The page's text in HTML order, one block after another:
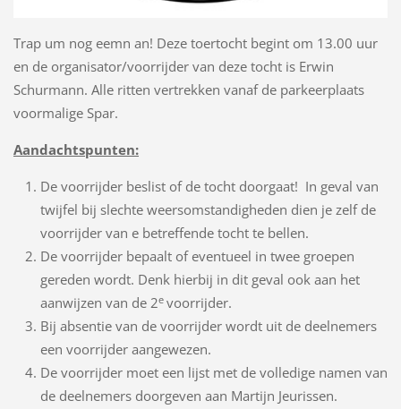
Trap um nog eemn an! Deze toertocht begint om 13.00 uur
en de organisator/voorrijder van deze tocht is Erwin
Schurmann. Alle ritten vertrekken vanaf de parkeerplaats
voormalige Spar.
Aandachtspunten:
De voorrijder beslist of de tocht doorgaat! In geval van
twijfel bij slechte weersomstandigheden dien je zelf de
voorrijder van e betreffende tocht te bellen.
De voorrijder bepaalt of eventueel in twee groepen
gereden wordt. Denk hierbij in dit geval ook aan het
aanwijzen van de 2e voorrijder.
Bij absentie van de voorrijder wordt uit de deelnemers
een voorrijder aangewezen.
De voorrijder moet een lijst met de volledige namen van
de deelnemers doorgeven aan Martijn Jeurissen.